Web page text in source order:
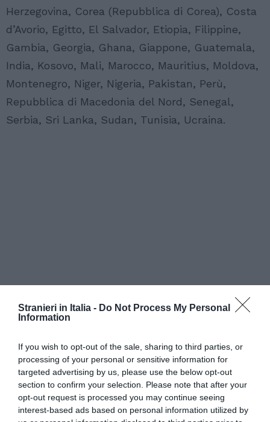
Stranieri in Italia - Do Not Process My Personal
Information
If you wish to opt-out of the sale, sharing to third parties, or
processing of your personal or sensitive information for
targeted advertising by us, please use the below opt-out
section to confirm your selection. Please note that after your
opt-out request is processed you may continue seeing
interest-based ads based on personal information utilized by
Herzegovina, Corea (Repubblica di Corea), Costa
d’Avorio, Egitto, El Salvador, Etiopia, Filippine,
Gambia, Georgia, Ghana, Giappone, Guatemala,
India, Kosovo, Mali, Marocco, Mauritius, Moldova,
Montenegro, Niger, Nigeria, Pakistan, Perù,
Repubblica di Macedonia del Nord, Senegal,
Serbia, Sri Lanka, Sudan, Tunisia, Ucraina.